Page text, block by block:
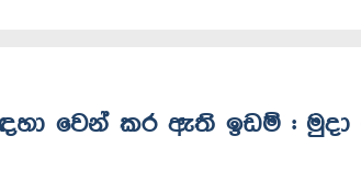
සඳහා වෙන් කර ඇති ඉඩම් : මුදා